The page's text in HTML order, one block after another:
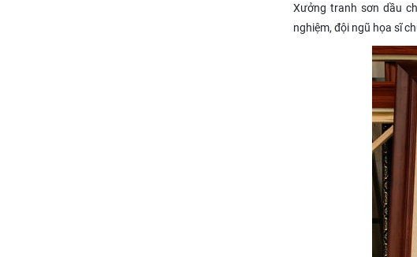
Xưởng tranh sơn dầu
nghiệm, đội ngũ họa sĩ